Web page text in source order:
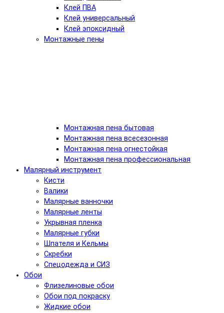
Клей ПВА
Клей универсальный
Клей эпоксидный
Монтажные пены
Монтажная пена бытовая
Монтажная пена всесезонная
Монтажная пена огнестойкая
Монтажная пена профессиональная
Малярный инструмент
Кисти
Валики
Малярные ванночки
Малярные ленты
Укрывная пленка
Малярные губки
Шпателя и Кельмы
Скребки
Спецодежда и СИЗ
Обои
Флизелиновые обои
Обои под покраску
Жидкие обои